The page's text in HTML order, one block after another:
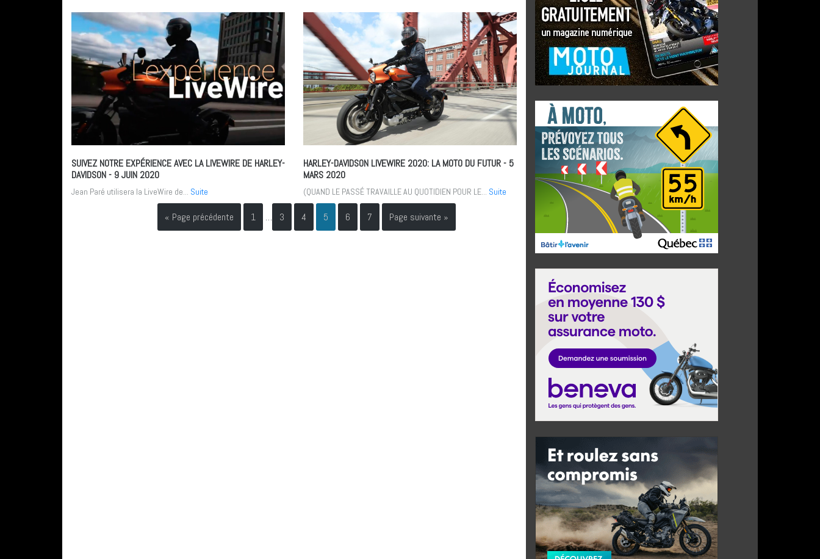
SUIVEZ NOTRE EXPÉRIENCE AVEC LA LIVEWIRE DE HARLEY-
DAVIDSON- 9 JUIN 2020
Jean Paré utilisera la LiveWire de... Suite
HARLEY-DAVIDSON LIVEWIRE 2020: LA MOTO DU FUTUR- 5
MARS 2020
(QUAND LE PASSÉ TRAVAILLE AU QUOTIDIEN POUR LE... Suite
« Page précédente 1 … 3 4 5 6 7 Page suivante »